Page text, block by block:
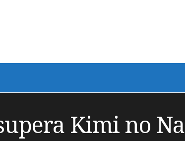
Kimi no Na